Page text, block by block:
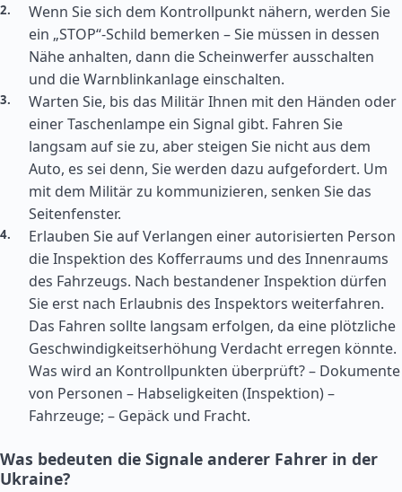
Wenn Sie sich dem Kontrollpunkt nähern, werden Sie
ein „STOP“-Schild bemerken – Sie müssen in dessen
Nähe anhalten, dann die Scheinwerfer ausschalten
und die Warnblinkanlage einschalten.
Warten Sie, bis das Militär Ihnen mit den Händen oder
einer Taschenlampe ein Signal gibt. Fahren Sie
langsam auf sie zu, aber steigen Sie nicht aus dem
Auto, es sei denn, Sie werden dazu aufgefordert. Um
mit dem Militär zu kommunizieren, senken Sie das
Seitenfenster.
Erlauben Sie auf Verlangen einer autorisierten Person
die Inspektion des Kofferraums und des Innenraums
des Fahrzeugs. Nach bestandener Inspektion dürfen
Sie erst nach Erlaubnis des Inspektors weiterfahren.
Das Fahren sollte langsam erfolgen, da eine plötzliche
Geschwindigkeitserhöhung Verdacht erregen könnte.
Was wird an Kontrollpunkten überprüft? – Dokumente
von Personen – Habseligkeiten (Inspektion) –
Fahrzeuge; – Gepäck und Fracht.
Was bedeuten die Signale anderer Fahrer in der
Ukraine?